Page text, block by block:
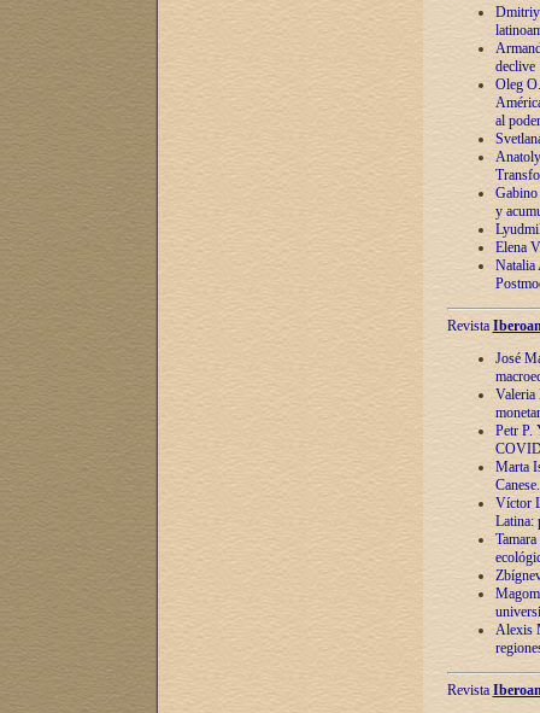
Dmitriy
declive
Oleg
al poder
y
Elena
Natalia
Revista
José
Valeria
Petr P.
Marta
Víctor
Latina:
Alexis
Revista